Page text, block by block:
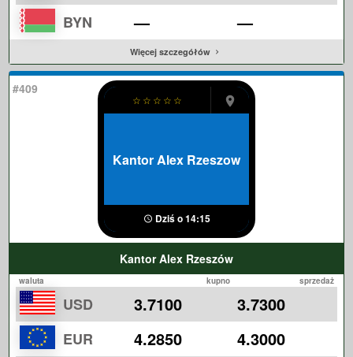
BYN — —
Więcej szczegółów
#409
☆
☆
☆
☆
☆
Kantor Alex Rzeszow
Dziś o 14:15
Kantor Alex Rzeszów
waluta kupno sprzedaż
USD 3.7100 3.7300
EUR 4.2850 4.3000